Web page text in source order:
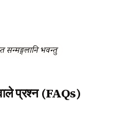
भवन्तु
प्रश्न (FAQs)